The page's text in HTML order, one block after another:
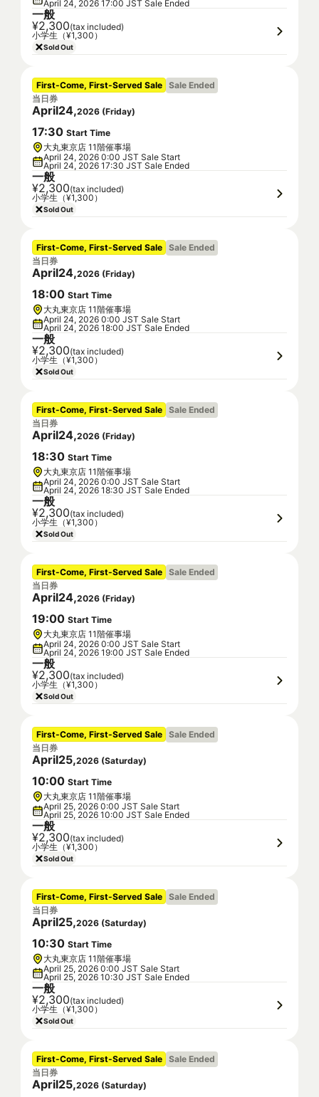
April 24, 2026 17:00 JST Sale Ended
一般
¥2,300(tax included)
小学生（¥1,300）
Sold Out
First-Come, First-Served Sale Sale Ended
当日券
April24,2026 (Friday)
17:30 Start Time
大丸東京店 11階催事場
April 24, 2026 0:00 JST Sale Start
April 24, 2026 17:30 JST Sale Ended
一般
¥2,300(tax included)
小学生（¥1,300）
Sold Out
First-Come, First-Served Sale Sale Ended
当日券
April24,2026 (Friday)
18:00 Start Time
大丸東京店 11階催事場
April 24, 2026 0:00 JST Sale Start
April 24, 2026 18:00 JST Sale Ended
一般
¥2,300(tax included)
小学生（¥1,300）
Sold Out
First-Come, First-Served Sale Sale Ended
当日券
April24,2026 (Friday)
18:30 Start Time
大丸東京店 11階催事場
April 24, 2026 0:00 JST Sale Start
April 24, 2026 18:30 JST Sale Ended
一般
¥2,300(tax included)
小学生（¥1,300）
Sold Out
First-Come, First-Served Sale Sale Ended
当日券
April24,2026 (Friday)
19:00 Start Time
大丸東京店 11階催事場
April 24, 2026 0:00 JST Sale Start
April 24, 2026 19:00 JST Sale Ended
一般
¥2,300(tax included)
小学生（¥1,300）
Sold Out
First-Come, First-Served Sale Sale Ended
当日券
April25,2026 (Saturday)
10:00 Start Time
大丸東京店 11階催事場
April 25, 2026 0:00 JST Sale Start
April 25, 2026 10:00 JST Sale Ended
一般
¥2,300(tax included)
小学生（¥1,300）
Sold Out
First-Come, First-Served Sale Sale Ended
当日券
April25,2026 (Saturday)
10:30 Start Time
大丸東京店 11階催事場
April 25, 2026 0:00 JST Sale Start
April 25, 2026 10:30 JST Sale Ended
一般
¥2,300(tax included)
小学生（¥1,300）
Sold Out
First-Come, First-Served Sale Sale Ended
当日券
April25,2026 (Saturday)